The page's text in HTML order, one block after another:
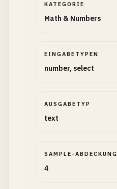
KATEGORIE
Math & Numbers
EINGABETYPEN
number, select
AUSGABETYP
text
SAMPLE-ABDECKUNG
4